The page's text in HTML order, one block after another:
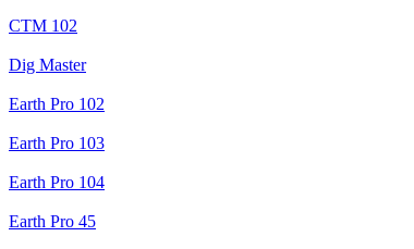
CTM 102
Dig Master
Earth Pro 102
Earth Pro 103
Earth Pro 104
Earth Pro 45